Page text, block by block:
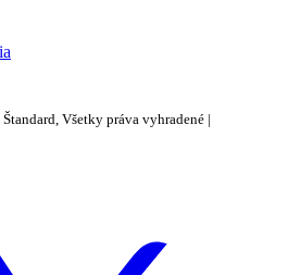
Všetky práva vyhradené |